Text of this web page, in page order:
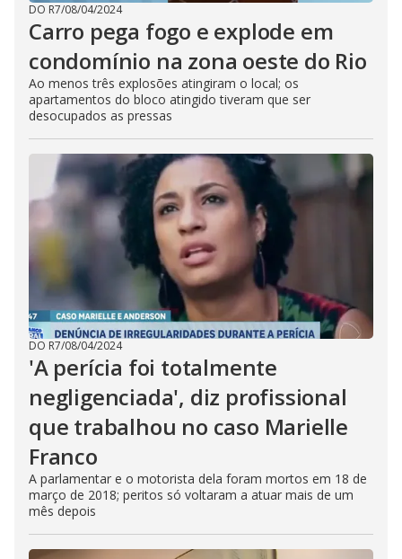
DO R7/08/04/2024
Carro pega fogo e explode em
condomínio na zona oeste do Rio
Ao menos três explosões atingiram o local; os
apartamentos do bloco atingido tiveram que ser
desocupados as pressas
DO R7/08/04/2024
'A perícia foi totalmente
negligenciada', diz profissional
que trabalhou no caso Marielle
Franco
A parlamentar e o motorista dela foram mortos em 18 de
março de 2018; peritos só voltaram a atuar mais de um
mês depois